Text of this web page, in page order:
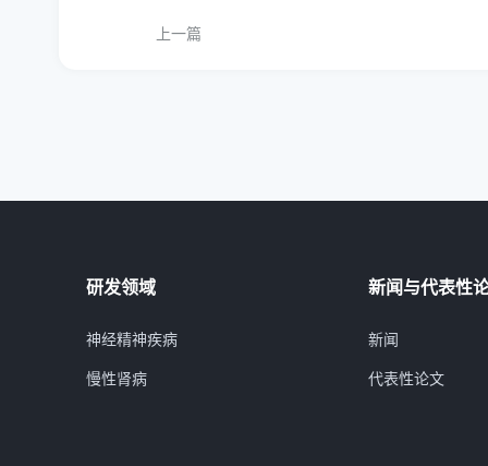
上一篇
研发领域
神经精神疾病
慢性肾病
新闻与代表性
新闻
代表性论文